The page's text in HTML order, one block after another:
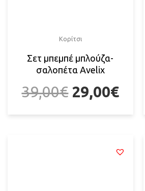
Κορίτσι
Σετ μπεμπέ μπλούζα-
σαλοπέτα Αvelix
39,00€ 29,00€